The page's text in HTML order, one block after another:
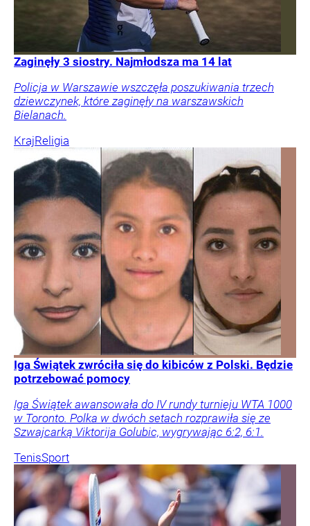
Zaginęły 3 siostry. Najmłodsza ma 14 lat
Policja w Warszawie wszczęła poszukiwania trzech
dziewczynek, które zaginęły na warszawskich
Bielanach.
KrajReligia
Iga Świątek zwróciła się do kibiców z Polski. Będzie
potrzebować pomocy
Iga Świątek awansowała do IV rundy turnieju WTA 1000
w Toronto. Polka w dwóch setach rozprawiła się ze
Szwajcarką Viktorija Golubic, wygrywając 6:2, 6:1.
TenisSport